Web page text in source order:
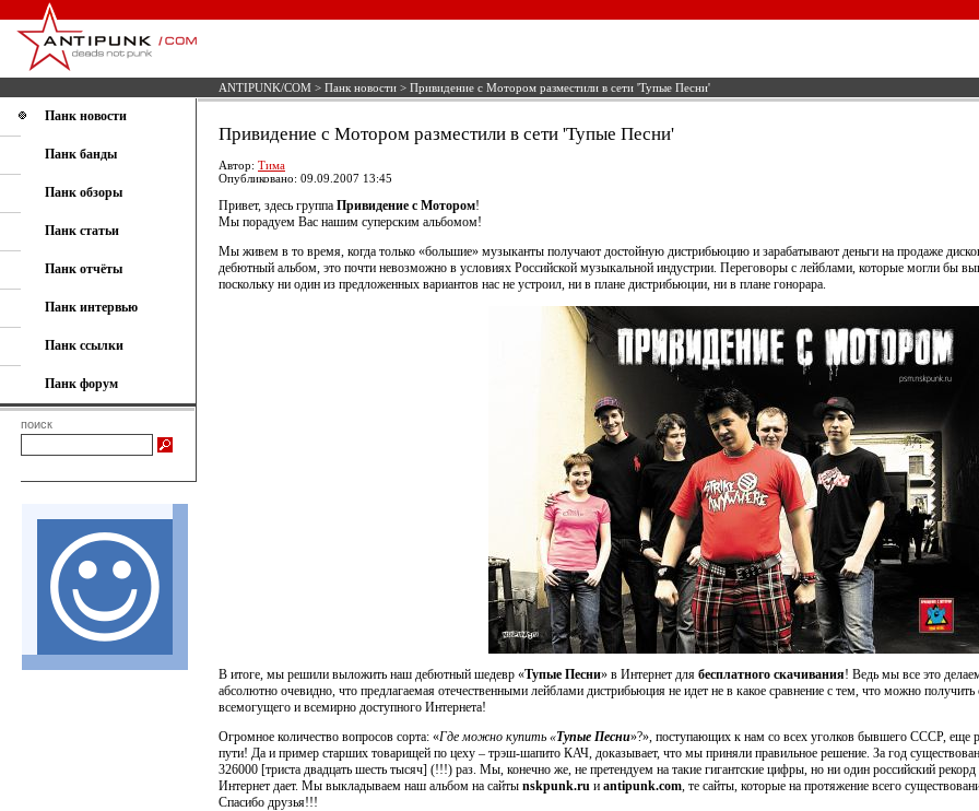
ANTIPUNK/COM > Панк новости > Привидение c Мотором разместили в сети 'Тупые Песни'
Панк новости
Панк банды
Панк обзоры
Панк статьи
Панк отчёты
Панк интервью
Панк ссылки
Панк форум
поиск
Привидение c Мотором разместили в сети 'Тупые Песни'
Автор: Тима
Опубликовано: 09.09.2007 13:45
Привет, здесь группа Привидение с Мотором!
Мы порадуем Вас нашим суперским альбомом!
Мы живем в то время, когда только «большие» музыканты получают достойную дистрибьюцию и зарабатывают деньги на продаже
дебютный альбом, это почти невозможно в условиях Российской музыкальной индустрии. Переговоры с лейблами, которые могли бы
поскольку ни один из предложенных вариантов нас не устроил, ни в плане дистрибьюции, ни в плане гонорара.
В итоге, мы решили выложить наш дебютный шедевр «Тупые Песни» в Интернет для бесплатного скачивания! Ведь мы все это
абсолютно очевидно, что предлагаемая отечественными лейблами дистрибьюция не идет не в какое сравнение с тем, что можно
всемогущего и всемирно доступного Интернета!
Огромное количество вопросов сорта: «Где можно купить «Тупые Песни»?», поступающих к нам со всех уголков бывшего СССР, еще
пути! Да и пример старших товарищей по цеху – трэш-шапито КАЧ, доказывает, что мы приняли правильное решение. За год
326000 [триста двадцать шесть тысяч] (!!!) раз. Мы, конечно же, не претендуем на такие гигантские цифры, но ни один российский рекорд
Интернет дает. Мы выкладываем наш альбом на сайты nskpunk.ru и antipunk.com, те сайты, которые на протяжение всего
Спасибо друзья!!!